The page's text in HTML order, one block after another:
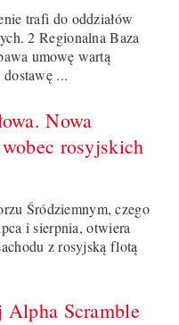
trafi do oddziałów
2 Regionalna Baza
umowę wartą
...
Nowa
rosyjskich
Śródziemnym, czego
i sierpnia, otwiera
z rosyjską flotą
Alpha Scramble